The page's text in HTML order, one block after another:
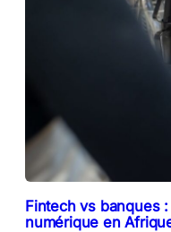
Fintech vs banques
numérique en